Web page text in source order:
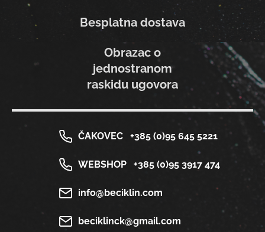
Besplatna dostava
Obrazac o
jednostranom
raskidu ugovora
ČAKOVEC +385 (0)95 645 5221
WEBSHOP +385 (0)95 3917 474
info@beciklin.com
beciklinck@gmail.com